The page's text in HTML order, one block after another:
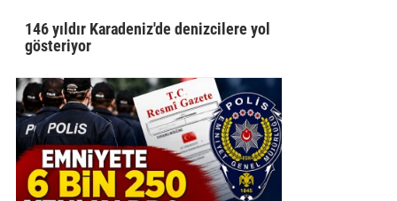
146 yıldır Karadeniz'de denizcilere yol
gösteriyor